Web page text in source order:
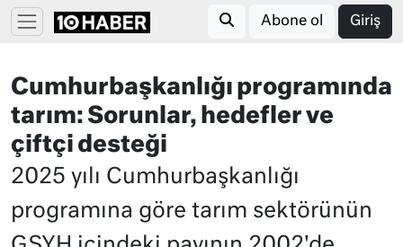
Abone ol Giriş
Cumhurbaşkanlığı programında
tarım: Sorunlar, hedefler ve
çiftçi desteği
2025 yılı Cumhurbaşkanlığı
programına göre tarım sektörünün